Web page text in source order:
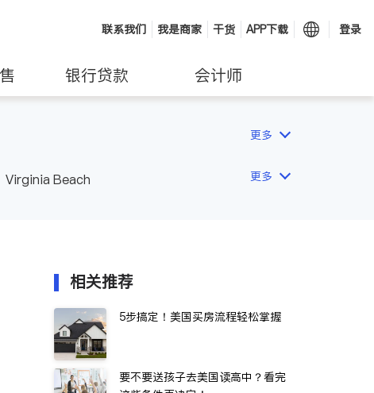
联系我们 我是商家 干货 APP下载 登录
银行贷款 会计师
更多
Virginia Beach 更多
相关推荐
5步搞定！美国买房流程轻松掌握
要不要送孩子去美国读高中？看完